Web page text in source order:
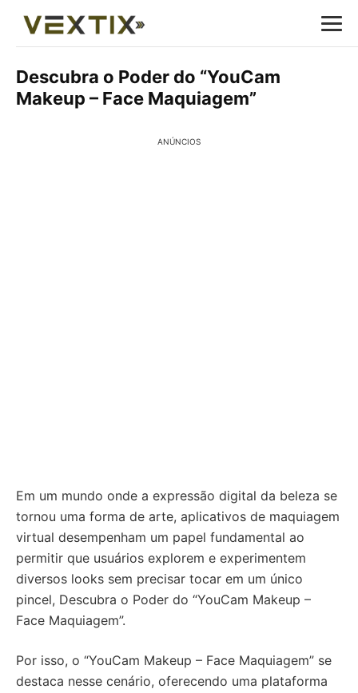
Descubra o Poder do “YouCam
Makeup – Face Maquiagem”
ANÚNCIOS
Em um mundo onde a expressão digital da beleza se
tornou uma forma de arte, aplicativos de maquiagem
virtual desempenham um papel fundamental ao
permitir que usuários explorem e experimentem
diversos looks sem precisar tocar em um único
pincel, Descubra o Poder do “YouCam Makeup –
Face Maquiagem”.
Por isso, o “YouCam Makeup – Face Maquiagem” se
destaca nesse cenário, oferecendo uma plataforma